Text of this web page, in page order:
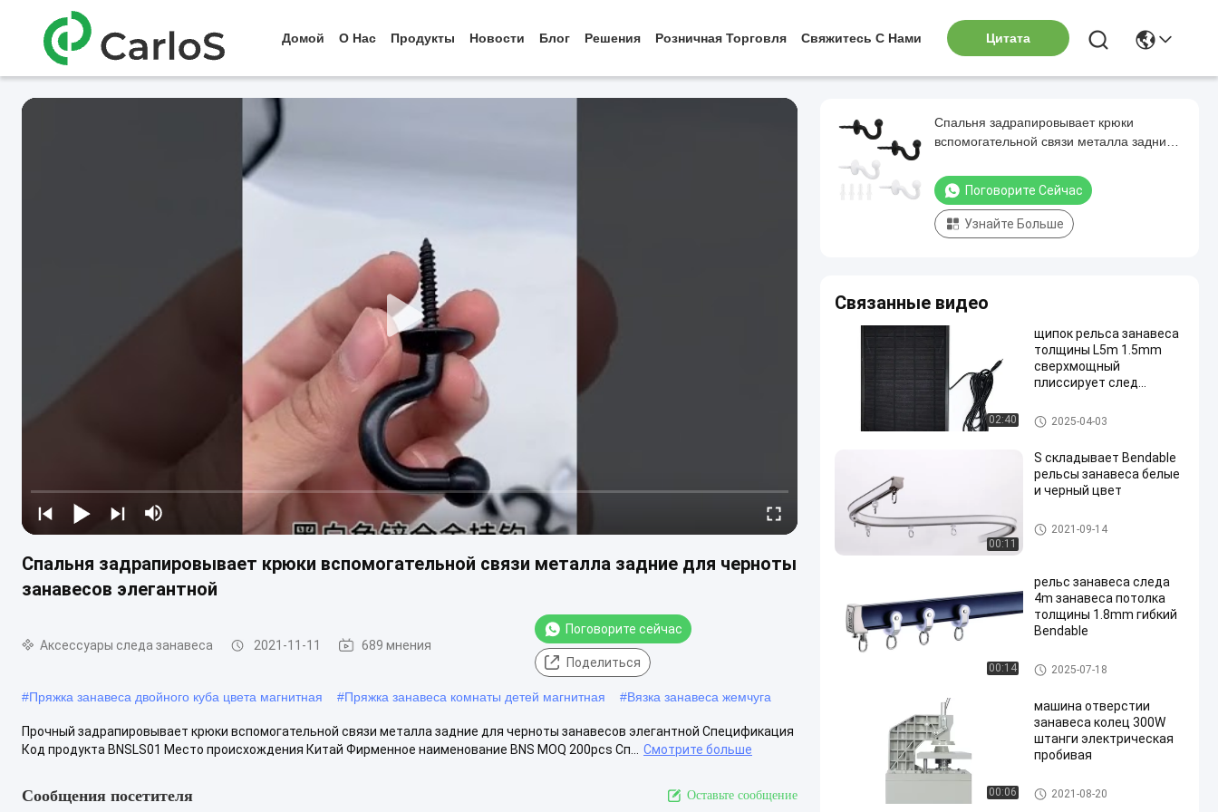
Домой О Нас Продукты Новости Блог Решения Розничная Торговля Свяжитесь С Нами Цитата
Спальня задрапировывает крюки вспомогательной связи металла задние для черноты
занавесов элегантной
Аксессуары следа занавеса 2021-11-11 689 мнения
Поговорите сейчас
Поделиться
#Пряжка занавеса двойного куба цвета магнитная #Пряжка занавеса комнаты детей магнитная #Вязка занавеса жемчуга
Прочный задрапировывает крюки вспомогательной связи металла задние для черноты занавесов элегантной Спецификация
Код продукта BNSLS01 Место происхождения Китай Фирменное наименование BNS MOQ 200pcs Сп...
Смотрите больше
Сообщения посетителя Оставьте сообщение
Спальня задрапировывает крюки
вспомогательной связи металла задние
Поговорите Сейчас
Узнайте Больше
Связанные видео
02:40
щипок рельса занавеса
толщины L5m 1.5mm
сверхмощный
плиссирует след
Алюминиевый след занавес
а
2025-04-03
00:11
S складывает Bendable
рельсы занавеса белые
и черный цвет
Bendable след занавеса
2021-09-14
00:14
рельс занавеса следа
4m занавеса потолка
толщины 1.8mm гибкий
Bendable
Bendable след занавеса
2025-07-18
00:06
машина отверстии
занавеса колец 300W
штанги электрическая
пробивая
Кольца штанги занавеса
2021-08-20